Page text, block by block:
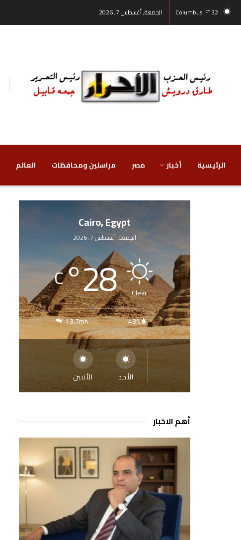
32
°C
Columbus الجمعة, أغسطس 7, 2026
الرئيسية أخبار مصر ‏مراسلين ومحافظات ‏العالم
Cairo, Egypt
الجمعة, أغسطس 7, 2026
Clear
28
°
C
43%
13.7mh
الأحد الأثنين
أهم الاخبار